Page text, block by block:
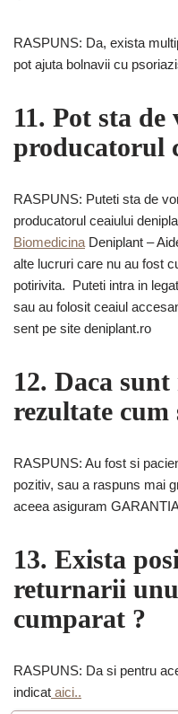
RASPUNS: Da, exista
pot ajuta bolnavii cu
11. Pot sta de
producatorul
RASPUNS: Puteti sta de
producatorul ceaiului
Biomedicina Deniplant –
alte lucruri care nu au fost
potirivita. Puteti intra in
sau au folosit ceaiul
sent pe site deniplant.ro
12. Daca
rezultate cum
RASPUNS: Au fost si
pozitiv, sau a raspuns mai
aceea asiguram
13. Exista
returnarii
cumparat ?
RASPUNS: Da si pentru
indicat aici..